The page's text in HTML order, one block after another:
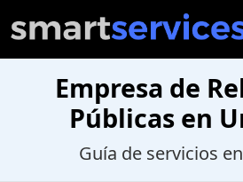
Empresa de
Públicas en
Guía de servicios